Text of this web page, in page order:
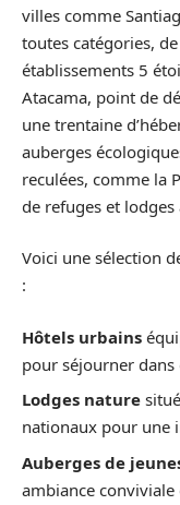
villes comme
toutes catégories,
établissements 5
Atacama, point de
une trentaine
auberges
reculées, comme la
de refuges et
Voici une sélection
:
Hôtels urbains
pour séjourner dans
Lodges nature
nationaux pour une
Auberges de
ambiance conviviale